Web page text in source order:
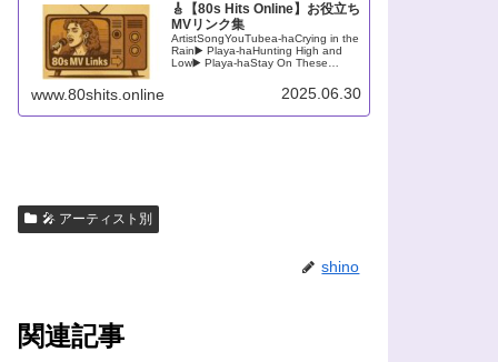
🎸【80s Hits Online】お役立ち
MVリンク集
ArtistSongYouTubea-haCrying in the
Rain▶️ Playa-haHunting High and
Low▶️ Playa-haStay On These
www.80shits.online 2025.06.30
🎤 アーティスト別
shino
関連記事